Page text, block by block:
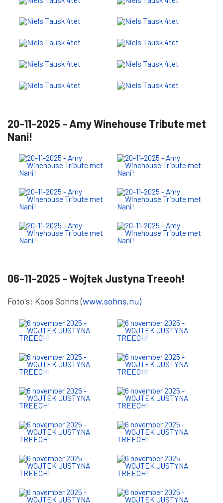
4 december 2025 - Niels Tausk 4tet
Afgelopen donderdagavond was het swingen bij Mr.
Jazz in de kelder van Uffies in Zutphen op de klanken
van het Niels Tausk 4tet. Met de veelgeprezen
Niels Tausk op trompet en bugel en Alexia Harpa op
drums. Een mooie concert met stevig percussie van de
Foto's: Cees Duindam
20-11-2025 - Amy Winehouse Tribute met